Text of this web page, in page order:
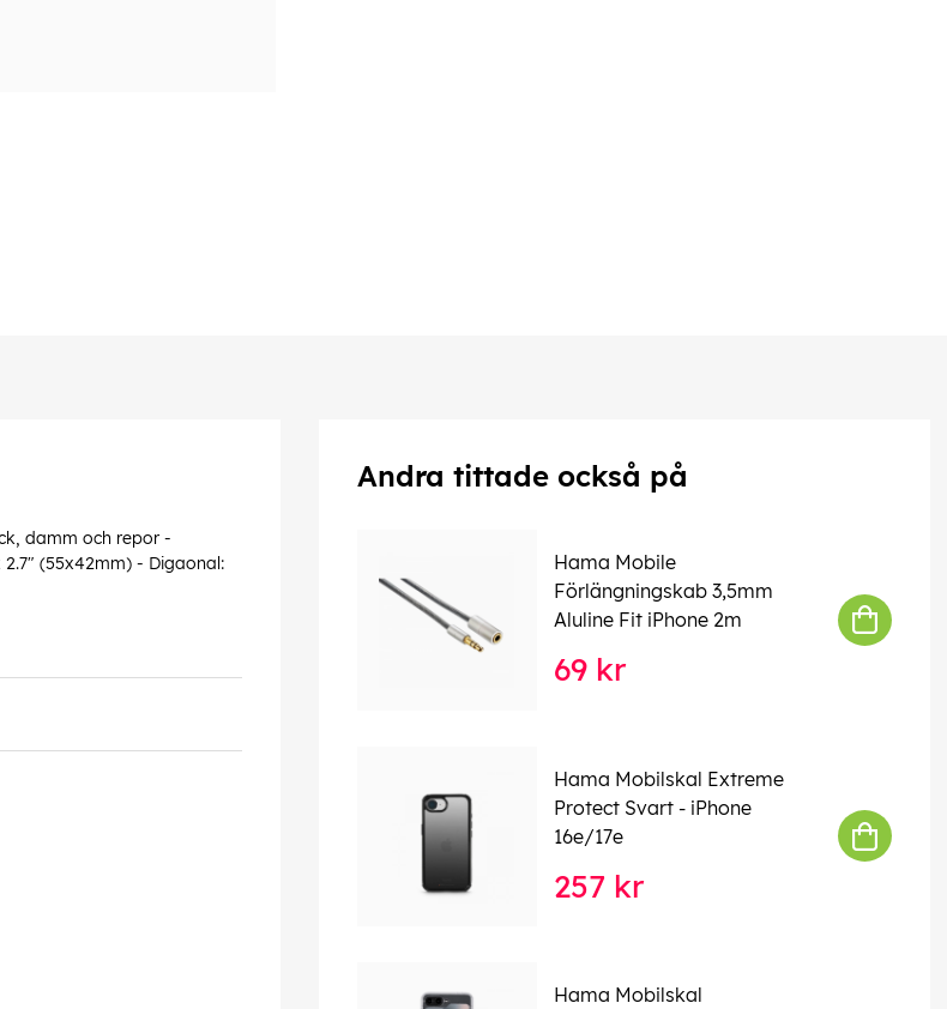
damm och repor -
(55x42mm) - Digaonal:
Andra tittade också på
Hama Mobile
Förlängningskab 3,5mm
Aluline Fit iPhone 2m
69 kr
Hama Mobilskal Extreme
Protect Svart - iPhone
16e/17e
257 kr
Hama Mobilskal